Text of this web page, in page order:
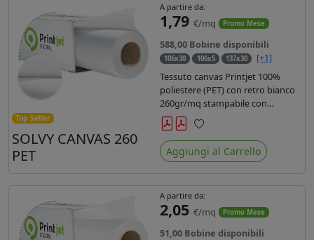
Top Seller
SOLVY CANVAS 260
PET
A partire da:
1,79 €/mq Promo Mese
588,00 Bobine disponibili
106x30 106x5 137x30
[+1]
Tessuto canvas Printjet 100%
poliestere (PET) con retro bianco
260gr/mq stampabile con
inchiostri solvente, ecosolvente,
uv e latex.
Preferiti
Aggiungi al Carrello
A partire da:
2,05 €/mq Promo Mese
51,00 Bobine disponibili